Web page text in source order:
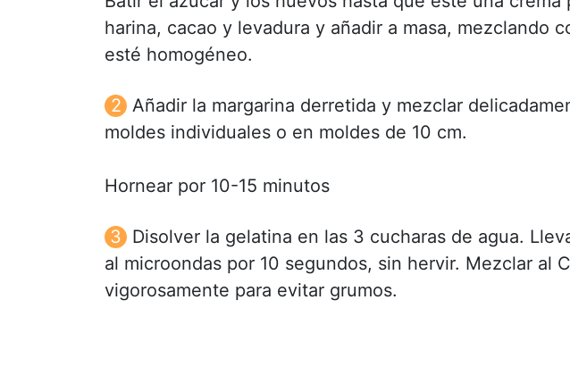
harina, cacao y levadura y añadir a masa, mezclando
esté homogéneo.
Añadir la margarina derretida y mezclar
moldes individuales o en moldes de 10 cm.
Hornear por 10-15 minutos
Disolver la gelatina en las 3 cucharas de agua.
al microondas por 10 segundos, sin hervir. Mezclar al
vigorosamente para evitar grumos.